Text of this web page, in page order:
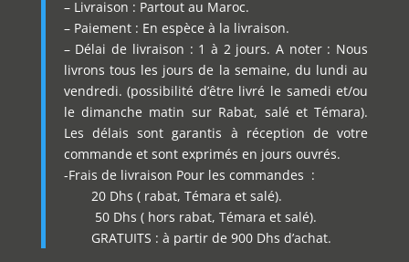
– Livraison : Partout au Maroc.
– Paiement : En espèce à la livraison.
– Délai de livraison : 1 à 2 jours. A noter : Nous
livrons tous les jours de la semaine, du lundi au
vendredi. (possibilité d’être livré le samedi et/ou
le dimanche matin sur Rabat, salé et Témara).
Les délais sont garantis à réception de votre
commande et sont exprimés en jours ouvrés.
-Frais de livraison Pour les commandes :
20 Dhs ( rabat, Témara et salé).
50 Dhs ( hors rabat, Témara et salé).
GRATUITS : à partir de 900 Dhs d’achat.